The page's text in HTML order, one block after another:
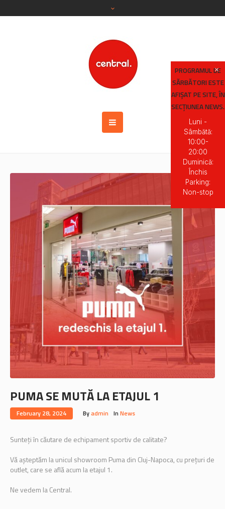
PUMA SE MUTĂ LA ETAJUL 1
February 28, 2024 Byadmin In News
Sunteți în căutare de echipament sportiv de calitate?
Vă așteptăm la unicul showroom Puma din Cluj-Napoca, cu prețuri de
outlet, care se află acum la etajul 1.
Ne vedem la Central.
PROGRAMUL DE
SĂRBĂTORI ESTE
AFIȘAT PE SITE, ÎN
SECȚIUNEA NEWS.
Luni -
Sâmbătă:
10:00-
20:00
Duminică:
Închis
Parking:
Non-stop